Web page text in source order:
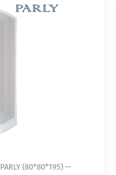
(80*80*195) —